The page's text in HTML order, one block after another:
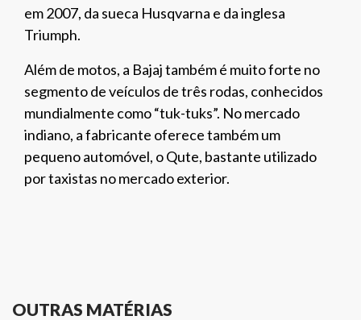
em 2007, da sueca Husqvarna e da inglesa
Triumph.
Além de motos, a Bajaj também é muito forte no
segmento de veículos de três rodas, conhecidos
mundialmente como “tuk-tuks”. No mercado
indiano, a fabricante oferece também um
pequeno automóvel, o Qute, bastante utilizado
por taxistas no mercado exterior.
OUTRAS MATÉRIAS